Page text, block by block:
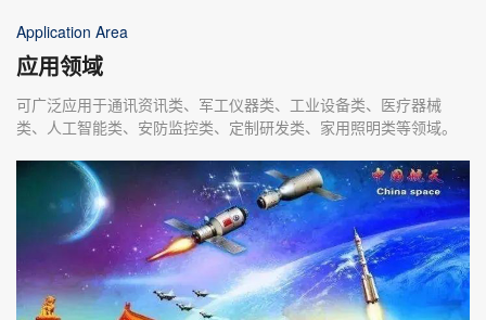
Application Area
应用领域
可广泛应用于通讯资讯类、军工仪器类、工业设备类、医疗器械
类、人工智能类、安防监控类、定制研发类、家用照明类等领域。